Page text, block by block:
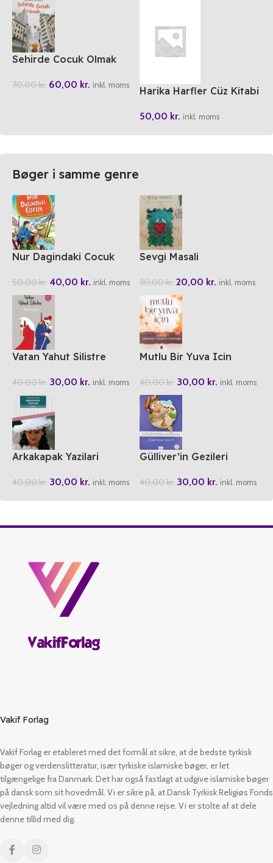
Sehirde Cocuk Olmak
70,00kr. 60,00 kr. inkl. moms Harika Harfler Cüz Kitabi
50,00 kr. inkl. moms
Bøger i samme genre
Nur Dagindaki Cocuk
50,00kr. 40,00 kr. inkl. moms
Sevgi Masali
30,00kr. 20,00 kr. inkl. moms
Vatan Yahut Silistre
40,00kr. 30,00 kr. inkl. moms
Mutlu Bir Yuva Icin
40,00kr. 30,00 kr. inkl. moms
Arkakapak Yazilari
40,00kr. 30,00 kr. inkl. moms
Gülliver’in Gezileri
40,00kr. 30,00 kr. inkl. moms
Vakif Forlag
Vakif Forlag er etableret med det formål at sikre, at de bedste tyrkisk
bøger og verdenslitteratur, især tyrkiske islamiske bøger, er let
tilgængelige fra Danmark. Det har også fastlagt at udgive islamiske bøger
på dansk som sit hovedmål. Vi er sikre på, at Dansk Tyrkisk Religiøs Fonds
vejledning altid vil være med os på denne rejse. Vi er stolte af at dele
denne tillid med dig.